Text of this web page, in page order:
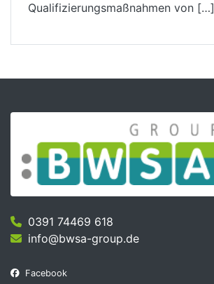
Qualifizierungsmaßnahmen von […]
0391 74469 618
info@bwsa-group.de
Facebook